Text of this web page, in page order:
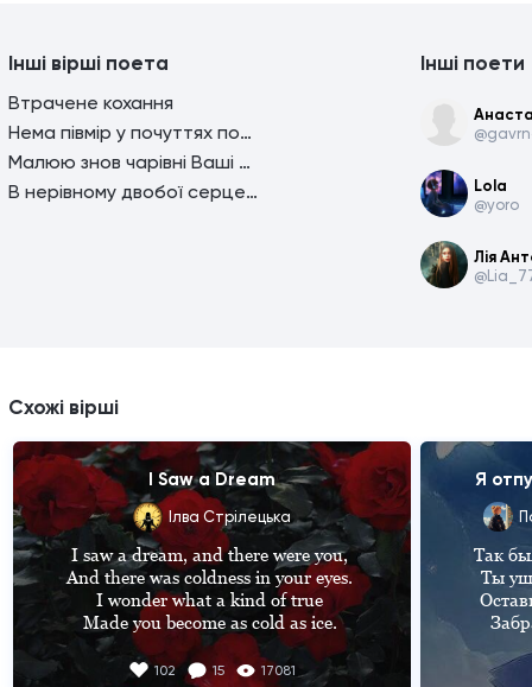
Інші вірші поета
Втрачене кохання
Нема півмір у почуттях поета...
Малюю знов чарівні Ваші риси
В нерівному двобої серце й доля...
Інші поети
Lola
@yoro
Лія
Схожі вірші
I Saw a Dream
Ілва Стрілецька
I saw a dream, and there were you,
And there was coldness in your eyes.
I wonder what a kind of true
Made you become as cold as ice.
And later I looked back to get a sense
102 15 17081
Я
Так
Ты
Я